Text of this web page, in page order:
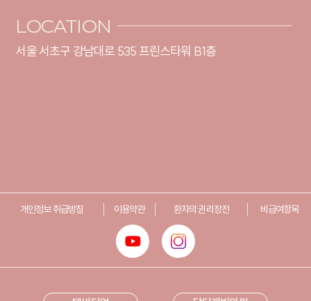
LOCATION
서울 서초구 강남대로 535 프린스타워 B1층
개인정보 취급방침 이용약관 환자의 권리장전 비급여항목